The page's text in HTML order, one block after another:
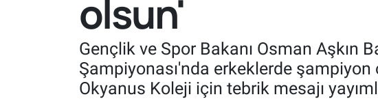
olsun'
Gençlik ve Spor Bakanı Osman Aşkın
Şampiyonası'nda erkeklerde
Okyanus Koleji için tebrik mesajı
Haber Arşivi